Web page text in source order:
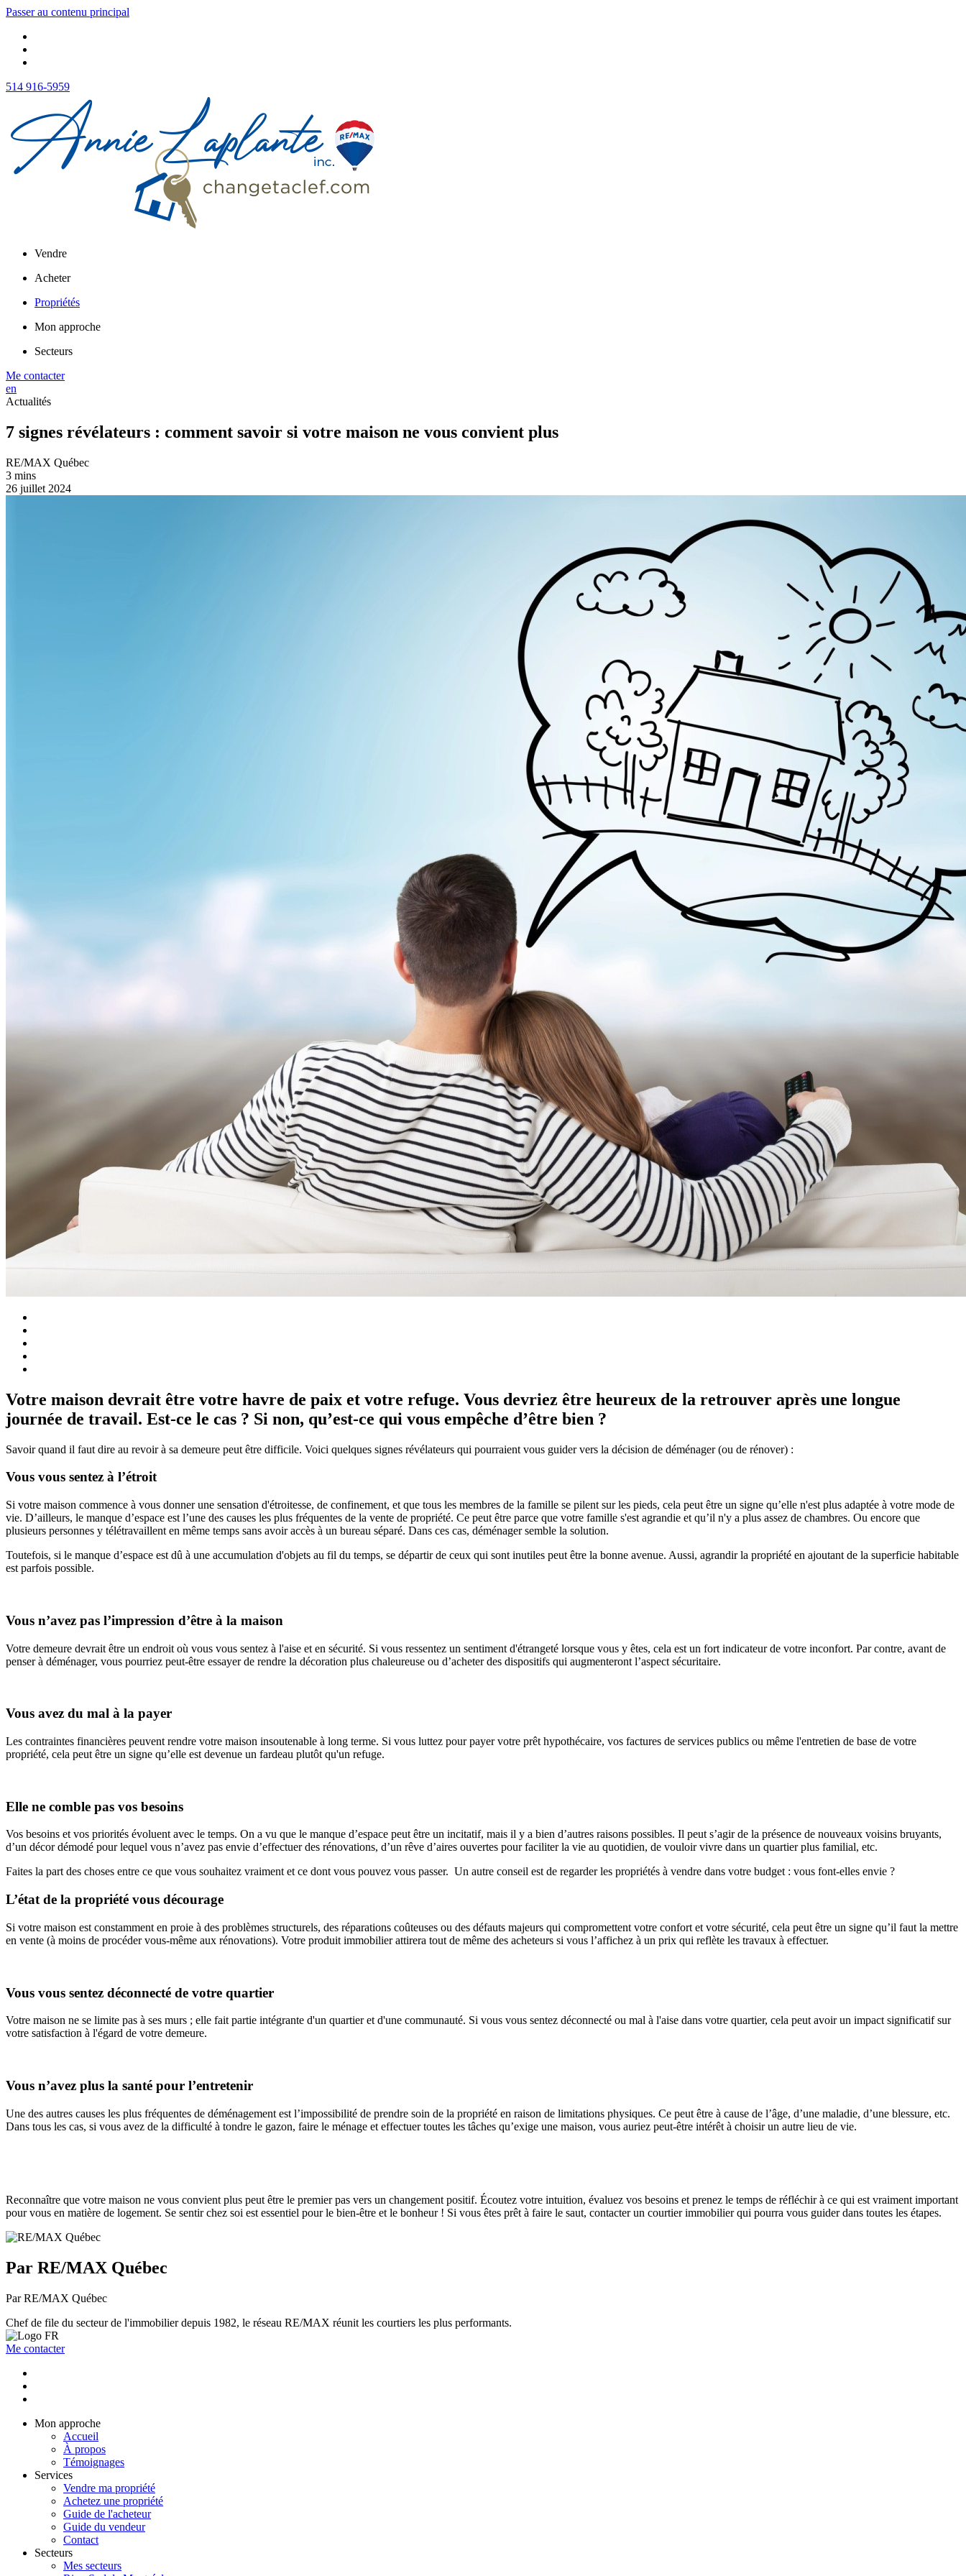
Passer au contenu principal
514 916-5959
Vendre
Acheter
Propriétés
Mon approche
Secteurs
Me contacter
en
Actualités
7 signes révélateurs : comment savoir si votre maison ne vous convient plus
RE/MAX Québec
3 mins
26 juillet 2024
Votre maison devrait être votre havre de paix et votre refuge. Vous devriez être heureux de la retrouver après une longue
journée de travail. Est-ce le cas ? Si non, qu’est-ce qui vous empêche d’être bien ?
Savoir quand il faut dire au revoir à sa demeure peut être difficile. Voici quelques signes révélateurs qui pourraient vous guider vers la décision de déménager (ou de rénover) :
Vous vous sentez à l’étroit
Si votre maison commence à vous donner une sensation d'étroitesse, de confinement, et que tous les membres de la famille se pilent sur les pieds, cela peut être un signe qu’elle n'est plus adaptée à votre mode de
vie. D’ailleurs, le manque d’espace est l’une des causes les plus fréquentes de la vente de propriété. Ce peut être parce que votre famille s'est agrandie et qu’il n'y a plus assez de chambres. Ou encore que
plusieurs personnes y télétravaillent en même temps sans avoir accès à un bureau séparé. Dans ces cas, déménager semble la solution.
Toutefois, si le manque d’espace est dû à une accumulation d'objets au fil du temps, se départir de ceux qui sont inutiles peut être la bonne avenue. Aussi, agrandir la propriété en ajoutant de la superficie habitable
est parfois possible.
Vous n’avez pas l’impression d’être à la maison
Votre demeure devrait être un endroit où vous vous sentez à l'aise et en sécurité. Si vous ressentez un sentiment d'étrangeté lorsque vous y êtes, cela est un fort indicateur de votre inconfort. Par contre, avant de
penser à déménager, vous pourriez peut-être essayer de rendre la décoration plus chaleureuse ou d’acheter des dispositifs qui augmenteront l’aspect sécuritaire.
Vous avez du mal à la payer
Les contraintes financières peuvent rendre votre maison insoutenable à long terme. Si vous luttez pour payer votre prêt hypothécaire, vos factures de services publics ou même l'entretien de base de votre
propriété, cela peut être un signe qu’elle est devenue un fardeau plutôt qu'un refuge.
Elle ne comble pas vos besoins
Vos besoins et vos priorités évoluent avec le temps. On a vu que le manque d’espace peut être un incitatif, mais il y a bien d’autres raisons possibles. Il peut s’agir de la présence de nouveaux voisins bruyants,
d’un décor démodé pour lequel vous n’avez pas envie d’effectuer des rénovations, d’un rêve d’aires ouvertes pour faciliter la vie au quotidien, de vouloir vivre dans un quartier plus familial, etc.
Faites la part des choses entre ce que vous souhaitez vraiment et ce dont vous pouvez vous passer. Un autre conseil est de regarder les propriétés à vendre dans votre budget : vous font-elles envie ?
L’état de la propriété vous décourage
Si votre maison est constamment en proie à des problèmes structurels, des réparations coûteuses ou des défauts majeurs qui compromettent votre confort et votre sécurité, cela peut être un signe qu’il faut la mettre
en vente (à moins de procéder vous-même aux rénovations). Votre produit immobilier attirera tout de même des acheteurs si vous l’affichez à un prix qui reflète les travaux à effectuer.
Vous vous sentez déconnecté de votre quartier
Votre maison ne se limite pas à ses murs ; elle fait partie intégrante d'un quartier et d'une communauté. Si vous vous sentez déconnecté ou mal à l'aise dans votre quartier, cela peut avoir un impact significatif sur
votre satisfaction à l'égard de votre demeure.
Vous n’avez plus la santé pour l’entretenir
Une des autres causes les plus fréquentes de déménagement est l’impossibilité de prendre soin de la propriété en raison de limitations physiques. Ce peut être à cause de l’âge, d’une maladie, d’une blessure, etc.
Dans tous les cas, si vous avez de la difficulté à tondre le gazon, faire le ménage et effectuer toutes les tâches qu’exige une maison, vous auriez peut-être intérêt à choisir un autre lieu de vie.
Reconnaître que votre maison ne vous convient plus peut être le premier pas vers un changement positif. Écoutez votre intuition, évaluez vos besoins et prenez le temps de réfléchir à ce qui est vraiment important
pour vous en matière de logement. Se sentir chez soi est essentiel pour le bien-être et le bonheur ! Si vous êtes prêt à faire le saut, contacter un courtier immobilier qui pourra vous guider dans toutes les étapes.
Par RE/MAX Québec
Par RE/MAX Québec
Chef de file du secteur de l'immobilier depuis 1982, le réseau RE/MAX réunit les courtiers les plus performants.
Me contacter
Mon approche
Accueil
À propos
Témoignages
Services
Vendre ma propriété
Achetez une propriété
Guide de l'acheteur
Guide du vendeur
Contact
Secteurs
Mes secteurs